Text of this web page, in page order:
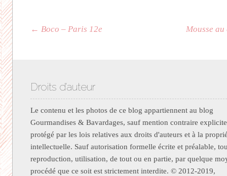
Navigation des articles
← Boco – Paris 12e Mousse
Droits d’auteur
Le contenu et les photos de ce blog appartiennent au blog
Gourmandises & Bavardages, sauf mention contraire
protégé par les lois relatives aux droits d'auteurs et à la
intellectuelle. Sauf autorisation formelle écrite et préalable,
reproduction, utilisation, de tout ou en partie, par quelque
procédé que ce soit est strictement interdite. © 2012-2019,